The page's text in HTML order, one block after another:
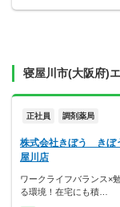
寝屋川市(大阪府)
正社員 調剤薬局
株式会社きぼう きぼ
屋川店
ワークライフバランス×
る環境！在宅にも積…